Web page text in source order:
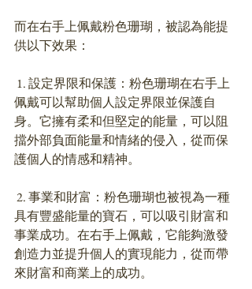
而在右手上佩戴粉色珊瑚，被認為能提
供以下效果：
佩戴可以幫助個人設定界限並保護自
身。它擁有柔和但堅定的能量，可以阻
擋外部負面能量和情緒的侵入，從而保
護個人的情感和精神。
具有豐盛能量的寶石，可以吸引財富和
事業成功。在右手上佩戴，它能夠激發
創造力並提升個人的實現能力，從而帶
來財富和商業上的成功。